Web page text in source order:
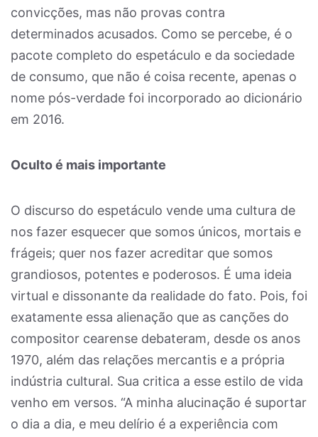
convicções, mas não provas contra
determinados acusados. Como se percebe, é o
pacote completo do espetáculo e da sociedade
de consumo, que não é coisa recente, apenas o
nome pós-verdade foi incorporado ao dicionário
em 2016.
Oculto é mais importante
O discurso do espetáculo vende uma cultura de
nos fazer esquecer que somos únicos, mortais e
frágeis; quer nos fazer acreditar que somos
grandiosos, potentes e poderosos. É uma ideia
virtual e dissonante da realidade do fato. Pois, foi
exatamente essa alienação que as canções do
compositor cearense debateram, desde os anos
1970, além das relações mercantis e a própria
indústria cultural. Sua critica a esse estilo de vida
venho em versos. “A minha alucinação é suportar
o dia a dia, e meu delírio é a experiência com